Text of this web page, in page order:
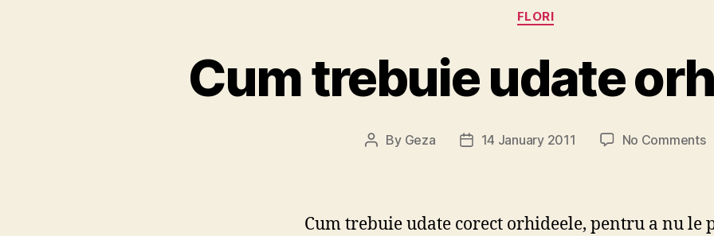
Categories
FLORI
Cum trebuie udate
Post
By Geza
Post14 January 2011 No Commentson
Cum trebuie udate corect orhideele, pentru a nu le